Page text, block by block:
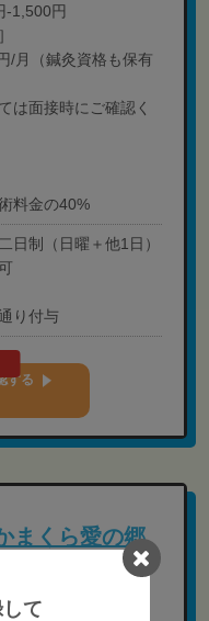
-1,500円
/月（鍼灸資格も保有
は面接時にご確認く
料金の40%
日制（日曜＋他1日）
り付与
する
まくら愛の郷
ｯｻｰｼﾞ指圧師
て